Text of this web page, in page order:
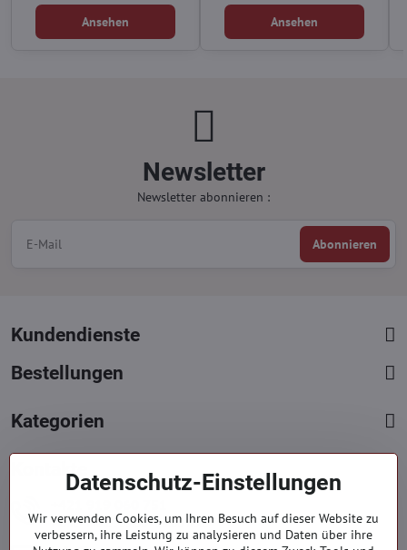
Ansehen Ansehen
Newsletter
Newsletter abonnieren :
Abonnieren
Kundendienste
Bestellungen
Kategorien
Kontakte
Mont. - Freit. : 09:00 - 15:00 hod.
Datenschutz-Einstellungen
Wir verwenden Cookies, um Ihren Besuch auf dieser Website zu
verbessern, ihre Leistung zu analysieren und Daten über ihre